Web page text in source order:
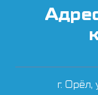
г. Орёл,